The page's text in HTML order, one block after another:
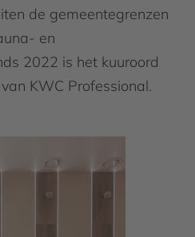
de gemeentegrenzen
en
2022 is het kuuroord
KWC Professional.